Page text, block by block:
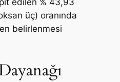
üç) oranında
belirlenmesi